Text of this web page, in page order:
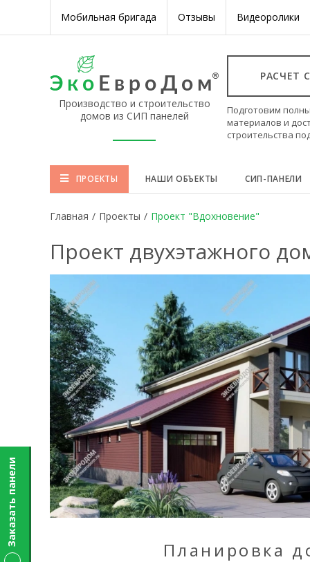
Мобильная бригада Отзывы Видеоролики
Производство и строительство
домов из СИП панелей
РАСЧЕТ
Подготовим
материалов и
строительства
ПРОЕКТЫ НАШИ ОБЪЕКТЫ СИП-ПАНЕЛИ
Главная / Проекты / Проект "Вдохновение"
Проект двухэтажного
Планировка
Заказать панели